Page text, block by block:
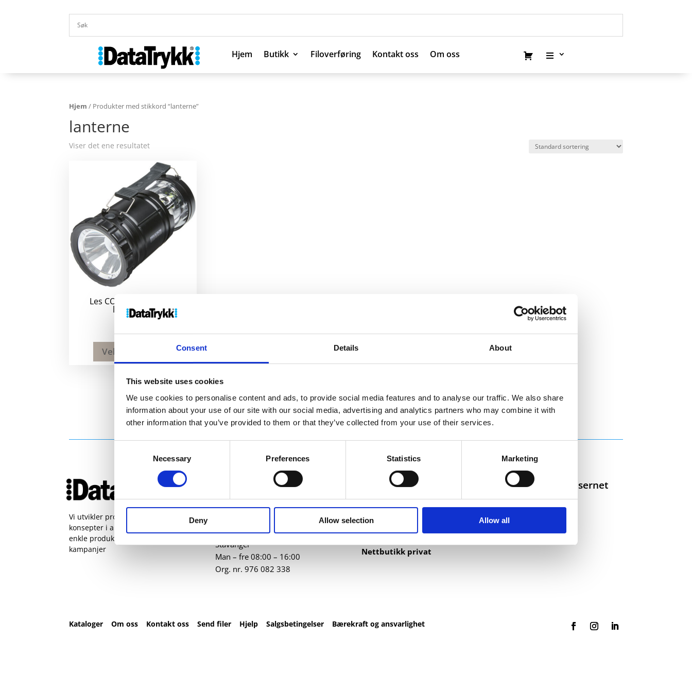
Consent Details About
This website uses cookies
We use cookies to personalise content and ads, to provide social media features and to analyse our traffic. We also share
information about your use of our site with our social media, advertising and analytics partners who may combine it with
other information that you’ve provided to them or that they’ve collected from your use of their services.
Necessary Preferences Statistics Marketing
Deny Allow selection Allow all
Hjem Butikk Filoverføring Kontakt oss Om oss
Hjem Butikk Filoverføring Kontakt oss Om oss
Hjem / Produkter med stikkord “lanterne”
lanterne
Viser det ene resultatet
Les COB popup-lykt og
lommelykt
Velg alternativ
Vi utvikler produkter og
konsepter i alle kanaler – Alt fra
enkle produkter til sammensatte
kampanjer
51 82 67 00
post@datatrykk.no
Kvalebergveien 21, 4016
Stavanger
Man – fre 08:00 – 16:00
Org. nr. 976 082 338
Nettbutikk
Profilartikler
Trykksaker
Nettbutikk privat
Selskaper i konsernet
Kataloger Om oss Kontakt oss Send filer HjelpSalgsbetingelser Bærekraft og ansvarlighet